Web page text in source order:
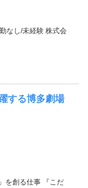
なし/未経験 株式会
する博多劇場
を創る仕事 『こだ